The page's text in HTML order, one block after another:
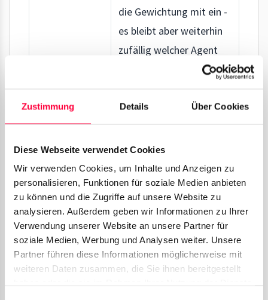
Zustimmung Details Über Cookies
Diese Webseite verwendet Cookies
Wir verwenden Cookies, um Inhalte und Anzeigen zu
personalisieren, Funktionen für soziale Medien anbieten
zu können und die Zugriffe auf unsere Website zu
analysieren. Außerdem geben wir Informationen zu Ihrer
Verwendung unserer Website an unsere Partner für
soziale Medien, Werbung und Analysen weiter. Unsere
Partner führen diese Informationen möglicherweise mit
weiteren Daten zusammen, die Sie ihnen bereitgestellt
die Gewichtung mit ein -
es bleibt aber weiterhin
zufällig welcher Agent
niedrigerem
nur eine höhere
Wahrscheinlichkeit
gerufen zu werden als
ein Agent mit höherer
Priorität.
Routing Skript